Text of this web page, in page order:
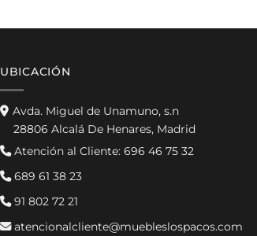
UBICACIÓN
Avda. Miguel de Unamuno, s.n
28806 Alcalá De Henares, Madrid
Atención al Cliente: 696 46 75 32
689 61 38 23
91 802 72 21
atencionalcliente@muebleslospacos.com